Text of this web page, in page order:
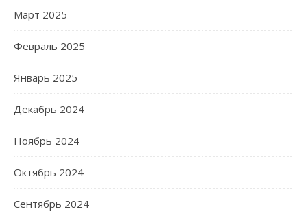
Март 2025
Февраль 2025
Январь 2025
Декабрь 2024
Ноябрь 2024
Октябрь 2024
Сентябрь 2024